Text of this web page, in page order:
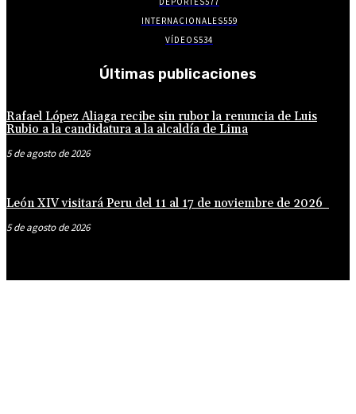
INTERNACIONALES559
VÍDEOS534
Últimas publicaciones
Rafael López Aliaga recibe sin rubor la renuncia de Luis
Rubio a la candidatura a la alcaldía de Lima
5 de agosto de 2026
León XIV visitará Peru del 11 al 17 de noviembre de 2026
5 de agosto de 2026